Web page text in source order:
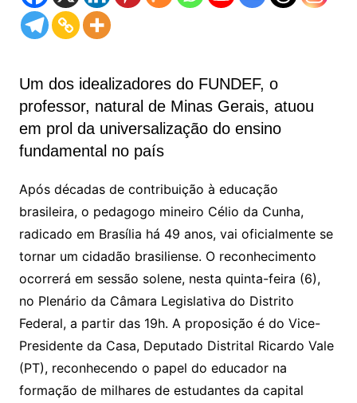
Um dos idealizadores do FUNDEF, o
professor, natural de Minas Gerais, atuou
em prol da universalização do ensino
fundamental no país
Após décadas de contribuição à educação
brasileira, o pedagogo mineiro Célio da Cunha,
radicado em Brasília há 49 anos, vai oficialmente se
tornar um cidadão brasiliense. O reconhecimento
ocorrerá em sessão solene, nesta quinta-feira (6),
no Plenário da Câmara Legislativa do Distrito
Federal, a partir das 19h. A proposição é do Vice-
Presidente da Casa, Deputado Distrital Ricardo Vale
(PT), reconhecendo o papel do educador na
formação de milhares de estudantes da capital